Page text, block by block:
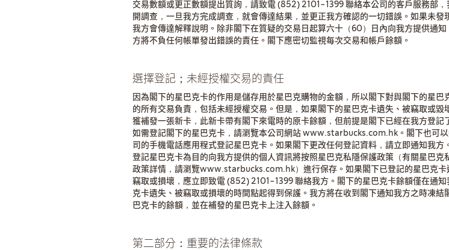
交易數額或更正數額提出質詢，請致電 (852) 2101-1399 聯絡本公司的客戶服務部，
開調查，一旦我方完成調查，就會傳達結果，並更正我方確認的一切錯誤。如果未發
我方會傳達解釋說明。除非閣下在質疑的交易日起算六十（60）日內向我方提供通知
方將不負任何帳單發出錯誤的責任。閣下應密切監視每次交易和帳戶餘額。
選擇登記；未經授權交易的責任
因為閣下的星巴克卡的作用是儲存用於星巴克購物的金額，所以閣下對與閣下的星巴
的所有交易負責，包括未經授權交易。但是，如果閣下的星巴克卡遺失、被竊取或毀
獲補發一張新卡，此新卡帶有閣下來電時的原卡餘額，但前提是閣下已經在我方登記
如需登記閣下的星巴克卡，請瀏覽本公司網站 www.starbucks.com.hk。閣下也可
司的手機電話應用程式登記星巴克卡。如果閣下更改任何登記資料，請立即通知我方
登記星巴克卡為目的向我方提供的個人資訊將按照星巴克私隱保護政策（有關星巴克
政策詳情，請瀏覽www.starbucks.com.hk）進行保存。如果閣下已登記的星巴克卡
竊取或損壞，應立即致電 (852) 2101-1399 聯絡我方。閣下的星巴克卡餘額僅在通知
克卡遺失、被竊取或損壞的時間點起得到保護。我方將在收到閣下通知我方之時凍結
巴克卡的餘額，並在補發的星巴克卡上注入餘額。
第二部分：重要的法律條款